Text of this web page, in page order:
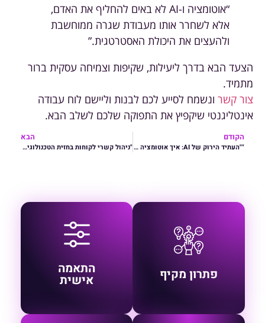
“אוטומציה ו-AI לא באים להחליף את האדם,
אלא לשחרר אותו מעבודת שגרה ממוחשבת
ולהעצים את היכולת האסטרטגית.”
הצעד הבא בדרך ליעילות, שקיפות וצמיחה עסקית ברור
מתמיד.
צור קשר ונשמח לסייע לכם לבנות וליישם לוח עבודה
אינטליגנטי שיקפיץ את התפוקה שלכם לשלב הבא.
הקודם
""העתיד הירוק של AI: איך אוטומציה ובינה מלאכותית יכולים להניע פיתוח בר קיימא ולתמוך בצמיחה ירוקה"
הבא
"ניהול קשרי לקוחות בחזית הטכנולוגיה: איך AI ו-CRM משנים את חוקי המשחק בשירות אישי"
פתרון מקיף
כל המערכות מחוברות
תחת פלטפורמה אחת
התאמה
אישית
פתרונות המותאמים
של הארגון שלך